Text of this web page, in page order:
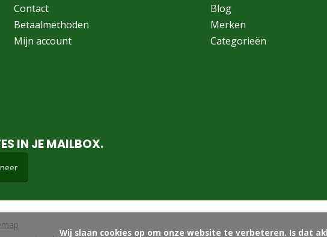
Contact
Betaalmethoden
Mijn account
Blog
Merken
Categorieën
IN JE MAILBOX.